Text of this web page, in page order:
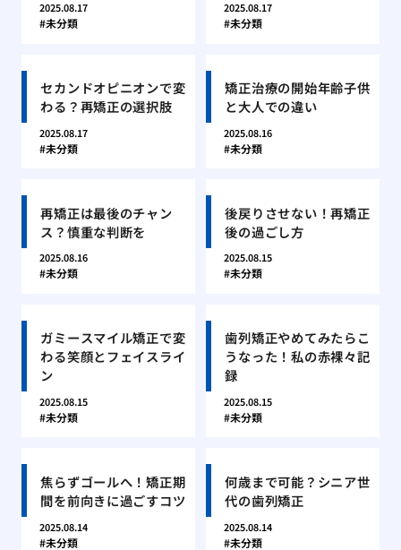
2025.08.17
未分類
2025.08.17
未分類
セカンドオピニオンで変
わる？再矯正の選択肢
2025.08.17
未分類
矯正治療の開始年齢子供
と大人での違い
2025.08.16
未分類
再矯正は最後のチャン
ス？慎重な判断を
2025.08.16
未分類
後戻りさせない！再矯正
後の過ごし方
2025.08.15
未分類
ガミースマイル矯正で変
わる笑顔とフェイスライ
ン
2025.08.15
未分類
歯列矯正やめてみたらこ
うなった！私の赤裸々記
録
2025.08.15
未分類
焦らずゴールへ！矯正期
間を前向きに過ごすコツ
2025.08.14
未分類
何歳まで可能？シニア世
代の歯列矯正
2025.08.14
未分類